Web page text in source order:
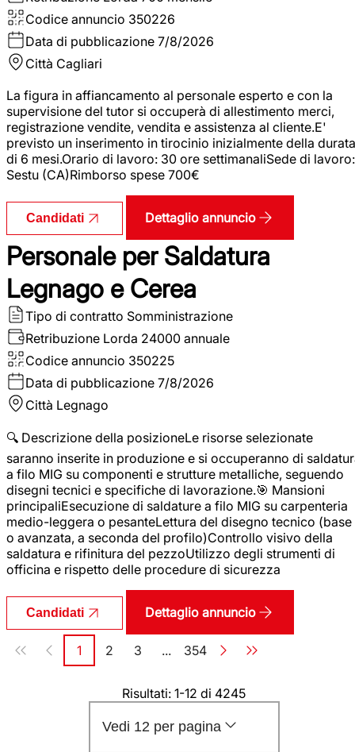
Codice annuncio 350226
Data di pubblicazione 7/8/2026
Città Cagliari
La figura in affiancamento al personale esperto e con la
supervisione del tutor si occuperà di allestimento merci,
registrazione vendite, vendita e assistenza al cliente.E'
previsto un inserimento in tirocinio inizialmente della durata
di 6 mesi.Orario di lavoro: 30 ore settimanaliSede di lavoro:
Sestu (CA)Rimborso spese 700€
Candidati Dettaglio annuncio
Personale per Saldatura
Legnago e Cerea
Tipo di contratto Somministrazione
Retribuzione Lorda 24000 annuale
Codice annuncio 350225
Data di pubblicazione 7/8/2026
Città Legnago
🔍 Descrizione della posizioneLe risorse selezionate
saranno inserite in produzione e si occuperanno di
a filo MIG su componenti e strutture metalliche, seguendo
disegni tecnici e specifiche di lavorazione.🎯 Mansioni
principaliEsecuzione di saldature a filo MIG su carpenteria
medio-leggera o pesanteLettura del disegno tecnico (base
o avanzata, a seconda del profilo)Controllo visivo della
saldatura e rifinitura del pezzoUtilizzo degli strumenti di
officina e rispetto delle procedure di sicurezza
Candidati Dettaglio annuncio
Paginazione
Pagina
1 Pagina
2 Pagina
3 ... Pagina
354
Risultati: 1-12 di 4245
Vedi 12 per pagina